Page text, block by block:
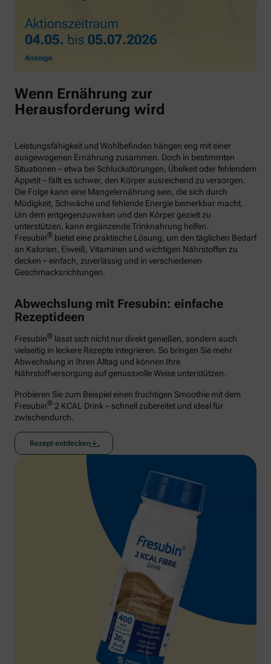
Wenn Ernährung zur
Herausforderung wird
Leistungsfähigkeit und Wohlbefinden hängen eng mit einer
ausgewogenen Ernährung zusammen. Doch in bestimmten
Situationen – etwa bei Schluckstörungen, Übelkeit oder fehlendem
Appetit – fällt es schwer, den Körper ausreichend zu versorgen.
Die Folge kann eine Mangelernährung sein, die sich durch
Müdigkeit, Schwäche und fehlende Energie bemerkbar macht.
Um dem entgegenzuwirken und den Körper gezielt zu
unterstützen, kann ergänzende Trinknahrung helfen.
Fresubin® bietet eine praktische Lösung, um den täglichen Bedarf
an Kalorien, Eiweiß, Vitaminen und wichtigen Nährstoffen zu
decken – einfach, zuverlässig und in verschiedenen
Geschmacksrichtungen.
Abwechslung mit Fresubin: einfache
Rezeptideen
Fresubin® lässt sich nicht nur direkt genießen, sondern auch
vielseitig in leckere Rezepte integrieren. So bringen Sie mehr
Abwechslung in Ihren Alltag und können Ihre
Nährstoffversorgung auf genussvolle Weise unterstützen.
Probieren Sie zum Beispiel einen fruchtigen Smoothie mit dem
Fresubin® 2 KCAL Drink – schnell zubereitet und ideal für
zwischendurch.
Rezept entdecken